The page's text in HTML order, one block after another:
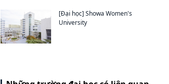
[Đại học] Showa Women's
University